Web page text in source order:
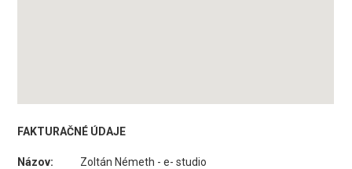
FAKTURAČNÉ ÚDAJE
Názov:
Zoltán Németh - e- studio